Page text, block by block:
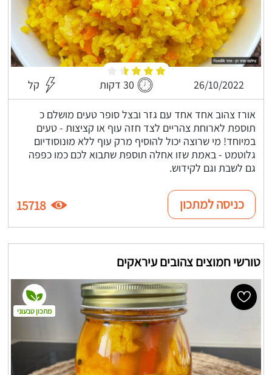
26/10/2022 30 דקות קל
אורז צהוב אחד אחד עם גזר ובצל סופר טעים מושלם כ
תוספת לארוחת צהריים לצד חזה עוף או קציצות - טעים
במיוחד! מי שרוצה יכול להוסיף מרק עוף ללא מונוסודיום
גלוטמט - באמת שזו אחלה תוספת שתבוא לכם כמו כפפה
גם לשבת וגם לקידוש.
כניסה למתכון 15718
טורשי חמוצים צהובים עיראקים
מתכון טבעוני